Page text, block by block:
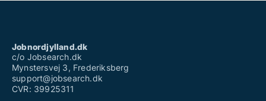
Jobnordjylland.dk
c/o Jobsearch.dk
Mynstersvej 3, Frederiksberg
support@jobsearch.dk
CVR: 39925311